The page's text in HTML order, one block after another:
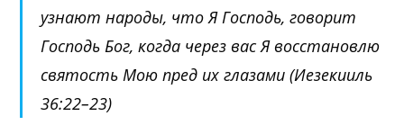
узнают народы, что Я Господь, говорит
Господь Бог, когда через вас Я восстановлю
святость Мою пред их глазами (Иезекииль
36:22–23)